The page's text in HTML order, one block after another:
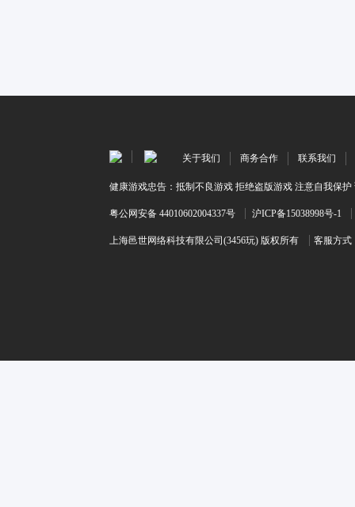
关于我们 商务合作 联系我们
健康游戏忠告：抵制不良游戏 拒绝盗版游戏 注意自我保
粤公网安备 44010602004337号 沪ICP备15038998号-1
上海邑世网络科技有限公司(3456玩) 版权所有 客服方式